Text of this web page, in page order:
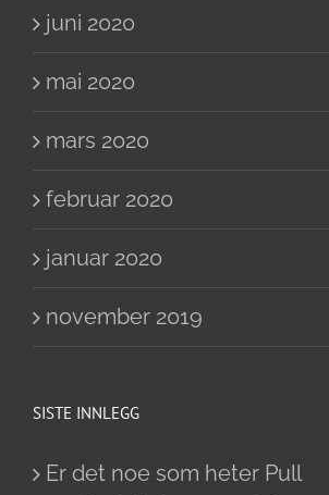
juni 2020
mai 2020
mars 2020
februar 2020
januar 2020
november 2019
SISTE INNLEGG
Er det noe som heter Pull